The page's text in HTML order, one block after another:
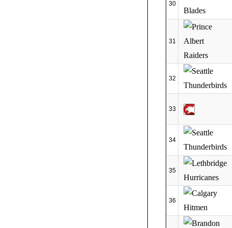
30
31
32
33
34
35
36